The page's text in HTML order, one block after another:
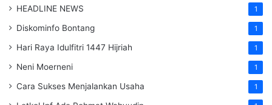
HEADLINE NEWS 1
Diskominfo Bontang 1
Hari Raya Idulfitri 1447 Hijriah 1
Neni Moerneni 1
Cara Sukses Menjalankan Usaha 1